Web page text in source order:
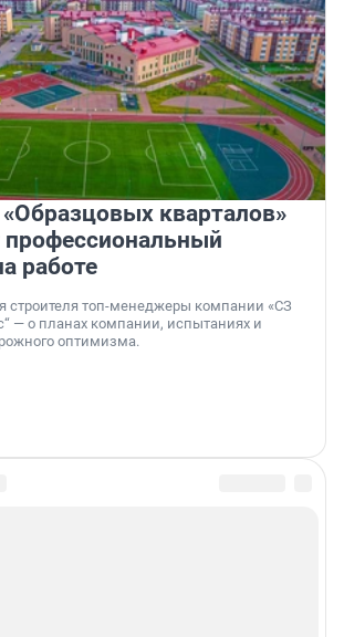
кварталов»
профессиональный
работе
строителя топ-менеджеры компании «СЗ
— о планах компании, испытаниях и
оптимизма.